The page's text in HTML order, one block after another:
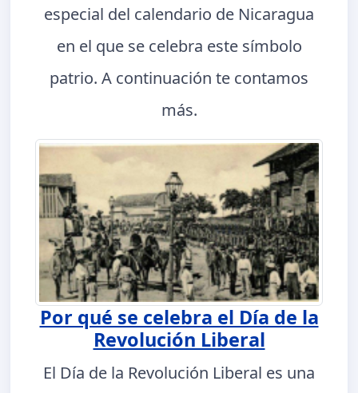
especial del calendario de Nicaragua
en el que se celebra este símbolo
patrio. A continuación te contamos
más.
Por qué se celebra el Día de la
Revolución Liberal
El Día de la Revolución Liberal es una